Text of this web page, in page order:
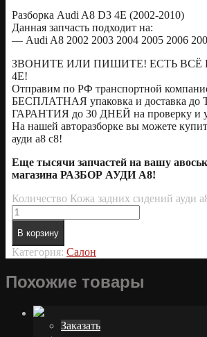
Разборка Audi A8 D3 4E (2002-2010)
Данная запчасть подходит на:
— Audi A8 2002 2003 2004 2005 2006
ЗВОНИТЕ ИЛИ ПИШИТЕ! ЕСТЬ ВСЁ
4Е!
Отправим по РФ транспортной
БЕСПЛАТНАЯ упаковка и доставка до
ГАРАНТИЯ до 30 ДНЕЙ на проверку и
На нашей авторазборке вы можете
ауди а8 с8!
Еще тысячи запчастей на вашу
магазина РАЗБОР АУДИ А8!
Количество Кожа задних сидений ауди
В корзину
Категория: Салон
Похожие товары
Заказать